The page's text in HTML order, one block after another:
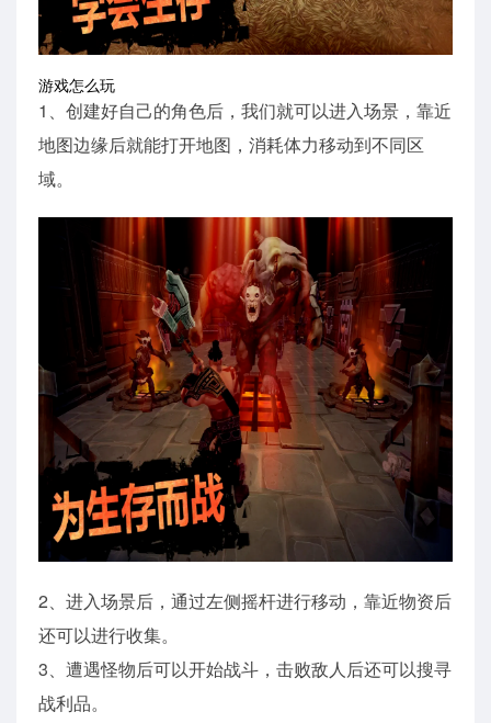
游戏怎么玩
1、创建好自己的角色后，我们就可以进入场景，靠近
地图边缘后就能打开地图，消耗体力移动到不同区
域。
2、进入场景后，通过左侧摇杆进行移动，靠近物资后
还可以进行收集。
3、遭遇怪物后可以开始战斗，击败敌人后还可以搜寻
战利品。